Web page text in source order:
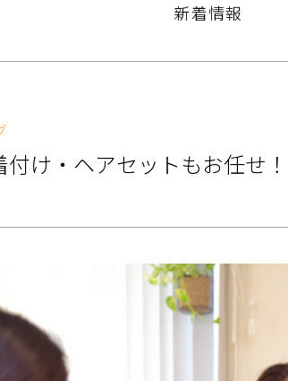
新着情報
付け・ヘアセットもお任せ